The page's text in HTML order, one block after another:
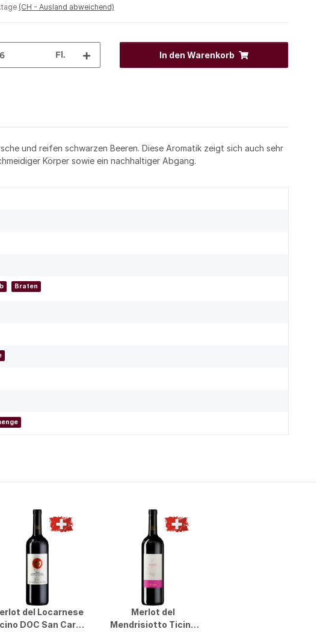
(CH - Ausland abweichend)
Fl. In den Warenkorb
und reifen schwarzen Beeren. Diese Aromatik zeigt sich auch sehr
Körper sowie ein nachhaltiger Abgang.
Braten
del Locarnese
DOC San Carlo
Merlot del
Mendrisiotto Ticino